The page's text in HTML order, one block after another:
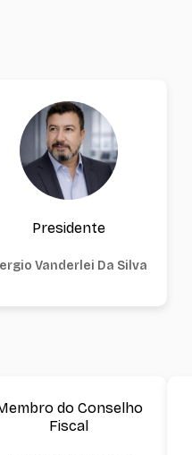
Presidente
Vanderlei Da Silva
do Conselho
Fiscal